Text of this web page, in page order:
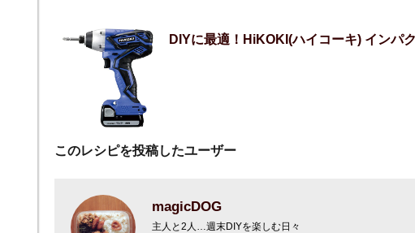
DIYに最適！HiKOKI(ハイコーキ) インパ
このレシピを投稿したユーザー
magicDOG
主人と2人…週末DIYを楽しむ日々